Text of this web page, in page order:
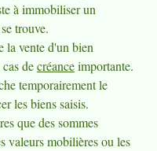
à immobiliser un
trouve.
la vente d'un bien
decréanceimportante.
temporairement le
les biens saisis.
que des sommes
valeurs mobilières ou les